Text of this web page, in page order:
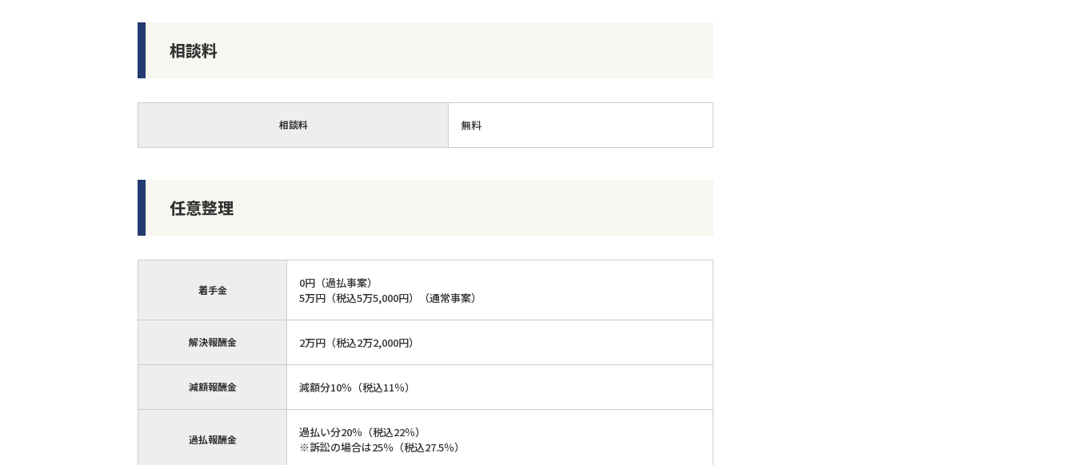
相談料
相談料 無料
任意整理
着手金
0円（過払事案）
5万円（税込5万5,000円）（通常事案）
解決報酬金 2万円（税込2万2,000円）
減額報酬金 減額分10％（税込11％）
過払報酬金
過払い分20％（税込22％）
※訴訟の場合は25％（税込27.5％）